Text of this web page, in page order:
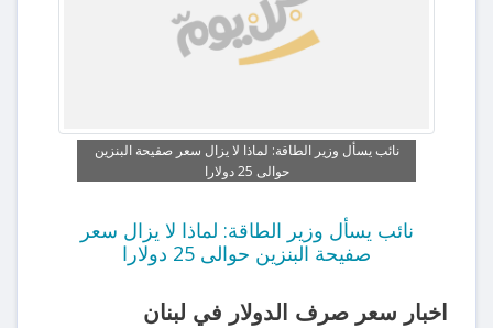
نائب يسأل وزير الطاقة: لماذا لا يزال سعر صفيحة البنزين
حوالى 25 دولارا
نائب يسأل وزير الطاقة: لماذا لا يزال سعر
صفيحة البنزين حوالى 25 دولارا
اخبار سعر صرف الدولار في لبنان